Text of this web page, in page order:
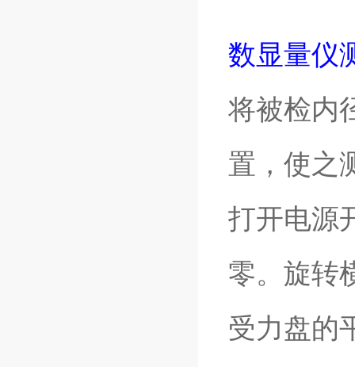
数显量仪
将被检内
置，使之
打开电源
零。旋转
受力盘的